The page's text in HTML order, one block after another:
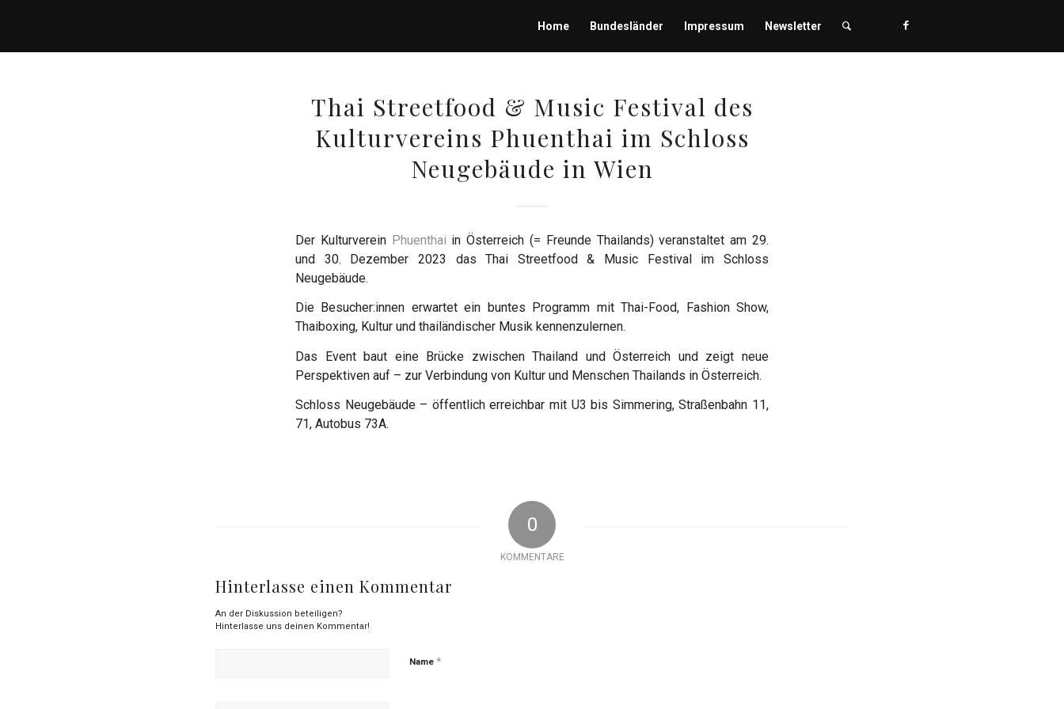
Home Bundesländer Impressum Newsletter
Thai Streetfood & Music Festival des
Kulturvereins Phuenthai im Schloss
Neugebäude in Wien
Der Kulturverein Phuenthai in Österreich (= Freunde Thailands) veranstaltet am 29.
und 30. Dezember 2023 das Thai Streetfood & Music Festival im Schloss
Neugebäude.
Die Besucher:innen erwartet ein buntes Programm mit Thai-Food, Fashion Show,
Thaiboxing, Kultur und thailändischer Musik kennenzulernen.
Das Event baut eine Brücke zwischen Thailand und Österreich und zeigt neue
Perspektiven auf – zur Verbindung von Kultur und Menschen Thailands in Österreich.
Schloss Neugebäude – öffentlich erreichbar mit U3 bis Simmering, Straßenbahn 11,
71, Autobus 73A.
0
KOMMENTARE
Hinterlasse einen Kommentar
An der Diskussion beteiligen?
Hinterlasse uns deinen Kommentar!
Name *